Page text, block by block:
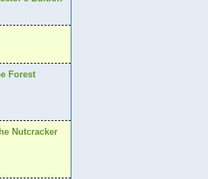
Forest
Nutcracker